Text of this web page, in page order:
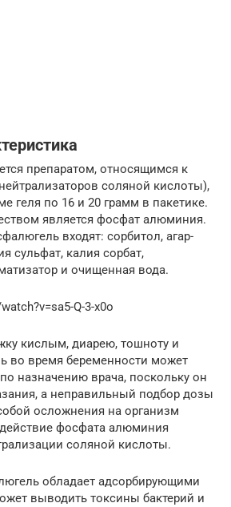
препаратом, относящимся к
соляной кислоты),
геля по 16 и 20 грамм в пакетике.
является фосфат алюминия.
входят: сорбитол, агар-
сульфат, калия сорбат,
и очищенная вода.
Q-3-x0o
кислым, диарею, тошноту и
во время беременности может
назначению врача, поскольку он
а неправильный подбор дозы
осложнения на организм
фосфата алюминия
соляной кислоты.
обладает адсорбирующими
выводить токсины бактерий и